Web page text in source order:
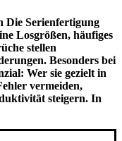
Die Serienfertigung
Losgrößen, häufiges
stellen
Besonders bei
Wer sie gezielt in
vermeiden,
steigern. In